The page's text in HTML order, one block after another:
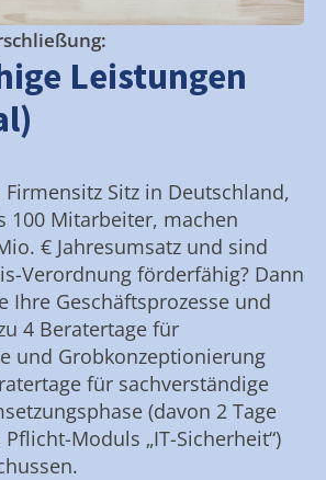
Leistungen
Sitz in Deutschland,
100 Mitarbeiter, machen
€ Jahresumsatz und sind
Verordnung förderfähig? Dann
Ihre Geschäftsprozesse und
4 Beratertage für
und Grobkonzeptionierung
für sachverständige
(davon 2 Tage
Moduls „IT-Sicherheit“)